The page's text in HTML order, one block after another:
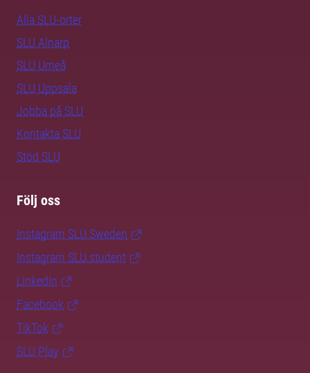
Alla SLU-orter
SLU Alnarp
SLU Umeå
SLU Uppsala
Jobba på SLU
Kontakta SLU
Stöd SLU
Följ oss
Instagram SLU.Sweden
Instagram SLU.student
LinkedIn
Facebook
TikTok
SLU Play